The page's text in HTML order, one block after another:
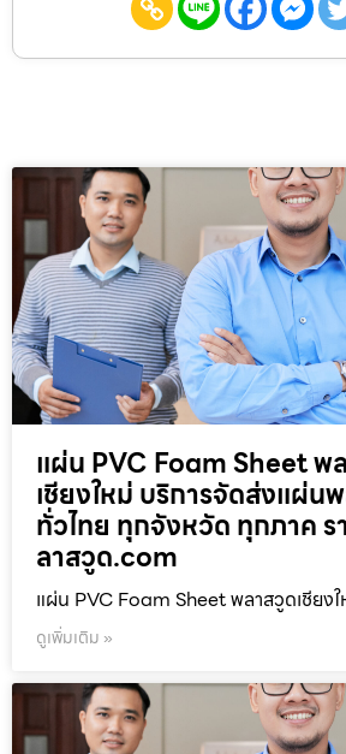
แผ่น PVC Foam Sheet พ
เชียงใหม่ บริการจัดส่งแผ่น
ทั่วไทย ทุกจังหวัด ทุกภาค
ลาสวูด.com
แผ่น PVC Foam Sheet พลาสวูดเชียง
ดูเพิ่มเติม »